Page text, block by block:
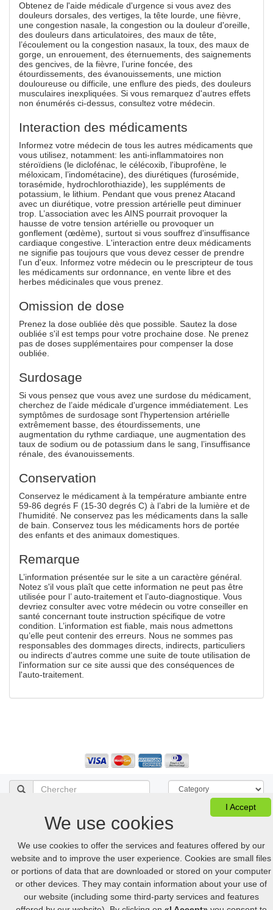
Obtenez de l'aide médicale d'urgence si vous avez des
douleurs dorsales, des vertiges, la tête lourde, une fièvre,
une congestion nasale, la congestion ou la douleur d'oreille,
des douleurs dans articulatoires, des maux de tête,
l’écoulement ou la congestion nasaux, la toux, des maux de
gorge, un enrouement, des éternuements, des saignements
des gencives, de la fièvre, l’urine foncée, des
étourdissements, des évanouissements, une miction
douloureuse ou difficile, une enflure des pieds, des douleurs
musculaires inexpliquées. Si vous remarquez d'autres effets
non énumérés ci-dessus, consultez votre médecin.
Interaction des médicaments
Informez votre médecin de tous les autres médicaments que
vous utilisez, notamment: les anti-inflammatoires non
stéroïdiens (le diclofénac, le célécoxib, l'ibuprofène, le
méloxicam, l’indométacine), des diurétiques (furosémide,
torasémide, hydrochlorothiazide), les suppléments de
potassium, le lithium. Pendant que vous prenez Atacand
avec un diurétique, votre pression artérielle peut diminuer
trop. L’association avec les AINS pourrait provoquer la
hausse de votre tension artérielle ou provoquer un
gonflement (œdème), surtout si vous souffrez d'insuffisance
cardiaque congestive. L'interaction entre deux médicaments
ne signifie pas toujours que vous devez cesser de prendre
l'un d'eux. Informez votre médecin ou le prescripteur de tous
les médicaments sur ordonnance, en vente libre et des
herbes médicinales que vous prenez.
Omission de dose
Prenez la dose oubliée dès que possible. Sautez la dose
oubliée s'il est temps pour votre prochaine dose. Ne prenez
pas de doses supplémentaires pour compenser la dose
oubliée.
Surdosage
Si vous pensez que vous avez une surdose du médicament,
cherchez de l’aide médicale d'urgence immédiatement. Les
symptômes de surdosage sont l'hypertension artérielle
extrêmement basse, des étourdissements, une
augmentation du rythme cardiaque, une augmentation des
taux de sodium ou de potassium dans le sang, l’insuffisance
rénale, des évanouissements.
Conservation
Conservez le médicament à la température ambiante entre
59-86 degrés F (15-30 degrés C) à l’abri de la lumière et de
l'humidité. Ne conservez pas les médicaments dans la salle
de bain. Conservez tous les médicaments hors de portée
des enfants et des animaux domestiques.
Remarque
L’information présentée sur le site a un caractère général.
Notez s'il vous plaît que cette information ne peut pas être
utilisée pour l’ auto-traitement et l’auto-diagnostique. Vous
devriez consulter avec votre médecin ou votre conseiller en
santé concernant toute instruction spécifique de votre
condition. L’information est fiable, mais nous admettons
qu’elle peut contenir des erreurs. Nous ne sommes pas
responsables des dommages directs, indirects, particuliers
ou indirects d'autres comme une suite de toute utilisation de
l'information sur ce site aussi que des conséquences de
l'auto-traitement.
Voir le panier FAQ Desktop version
© 2005-2026 Online.hellpinmeds24.net. Tous droits réservés
Online.hellpinmeds24.net Ltd. is licensed online pharmacy.
International license number 054-23180876 issued 05/21/2025.
US:+1 (888) 243-74-06 GB:+44 (800) 041-87-44
+1 (778) 200-7422
I Accept
We use cookies
We use cookies to offer the services and features offered by our
website and to improve the user experience. Cookies are small files
or portions of data that are downloaded or stored on your computer
or other devices. They may contain information about your use of
our website (including some third-party services and features